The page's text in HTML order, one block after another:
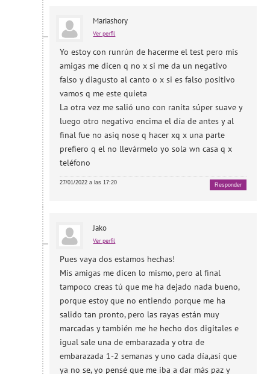
Mariashory
Ver perfil
Yo estoy con runrún de hacerme el test pero mis
amigas me dicen q no x si me da un negativo
falso y diagusto al canto o x si es falso positivo
vamos q me este quieta
La otra vez me salió uno con ranita súper suave y
luego otro negativo encima el día de antes y al
final fue no asiq nose q hacer xq x una parte
prefiero q el no llevármelo yo sola wn casa q x
teléfono
27/01/2022 a las 17:20 Responder
Jako
Ver perfil
Pues vaya dos estamos hechas!
Mis amigas me dicen lo mismo, pero al final
tampoco creas tú que me ha dejado nada bueno,
porque estoy que no entiendo porque me ha
salido tan pronto, pero las rayas están muy
marcadas y también me he hecho dos digitales e
igual sale una de embarazada y otra de
embarazada 1-2 semanas y uno cada día,así que
ya no se, yo pensé que me iba a dar más paz y